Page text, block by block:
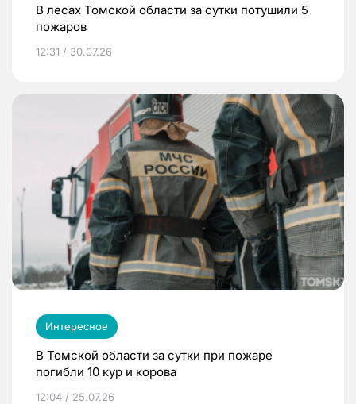
В лесах Томской области за сутки потушили 5
пожаров
12:31 / 30.07.26
Интересное
В Томской области за сутки при пожаре
погибли 10 кур и корова
12:04 / 25.07.26